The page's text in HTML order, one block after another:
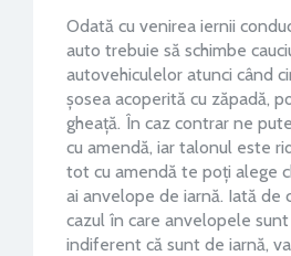
Odată cu venirea iernii
auto trebuie să schimbe
autovehiculelor atunci când
șosea acoperită cu zăpadă,
gheață. În caz contrar ne
cu amendă, iar talonul este
tot cu amendă te poți alege
ai anvelope de iarnă. Iată de
cazul în care anvelopele
indiferent că sunt de iarnă,